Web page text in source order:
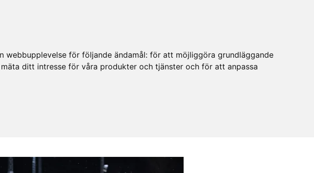
webbupplevelse för följande ändamål: för att möjliggöra grundläggande
ditt intresse för våra produkter och tjänster och för att anpassa